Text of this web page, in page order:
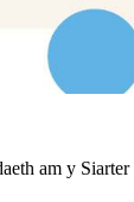
am y